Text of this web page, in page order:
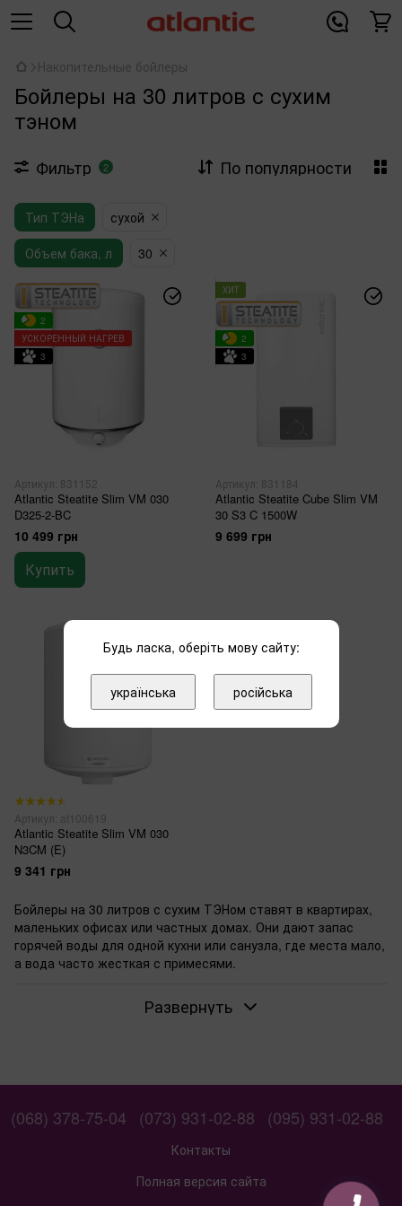
Накопительные бойлеры
Бойлеры на 30 литров с сухим
тэном
Фильтр 2 По популярности
Тип ТЭНа
сухой
Объем бака, л
30
2
УСКОРЕННЫЙ НАГРЕВ
3
Артикул: 831152
Atlantic Steatitе Slim VM 030
D325-2-BC
10 499 грн
Купить
ХИТ
2
3
Артикул: 831184
Atlantic Steatite Cube Slim VM
30 S3 C 1500W
9 699 грн
Артикул: at100619
Atlantic Steatitе Slim VM 030
N3CM (E)
9 341 грн
Бойлеры на 30 литров с сухим ТЭНом ставят в квартирах,
маленьких офисах или частных домах. Они дают запас
горячей воды для одной кухни или санузла, где места мало,
а вода часто жесткая с примесями.
Один человек или пара моют посуду, принимают душ по
ТЭНа
Сухой ТЭН в колбе не касается воды напрямую. Накипь
Механическое управление ручкой простое, без экранов.
Развернуть
(068) 378-75-04 (073) 931-02-88 (095) 931-02-88
Контакты
Полная версия сайта
Будь ласка, оберіть мову сайту:
українська російська